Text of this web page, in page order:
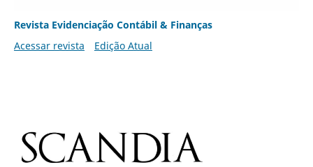
Revista Evidenciação Contábil & Finanças
Acessar revista
Edição Atual